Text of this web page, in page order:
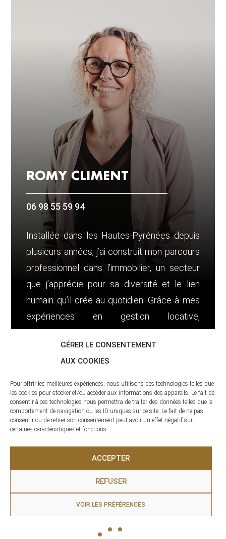
GÉRER LE CONSENTEMENT
AUX COOKIES
Pour offrir les meilleures expériences, nous utilisons des technologies telles que
les cookies pour stocker et/ou accéder aux informations des appareils. Le fait de
consentir à ces technologies nous permettra de traiter des données telles que le
comportement de navigation ou les ID uniques sur ce site. Le fait de ne pas
consentir ou de retirer son consentement peut avoir un effet négatif sur
certaines caractéristiques et fonctions.
ACCEPTER
REFUSER
VOIR LES PRÉFÉRENCES
ROMY CLIMENT
06 98 55 59 94
Installée dans les Hautes-Pyrénées depuis
plusieurs années, j’ai construit mon parcours
professionnel dans l’immobilier, un secteur
que j’apprécie pour sa diversité et le lien
humain qu’il crée au quotidien. Grâce à mes
expériences en gestion locative,
administration et comptabilité immobilière,
j’ai acquis une vision complète du
fonctionnement d’une agence et développé
un vrai sens du service client. Aujourd’hui, je
suis heureuse de rejoindre La clé des
Pyrénées - Immobilier en tant que
Gestionnaire locative et Assistante
commerciale, avec enthousiasme, sérieux et
envie de m’investir pleinement dans cette
nouvelle aventure.